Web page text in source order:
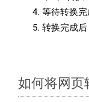
等待转换完
转换完成后
如何将网页